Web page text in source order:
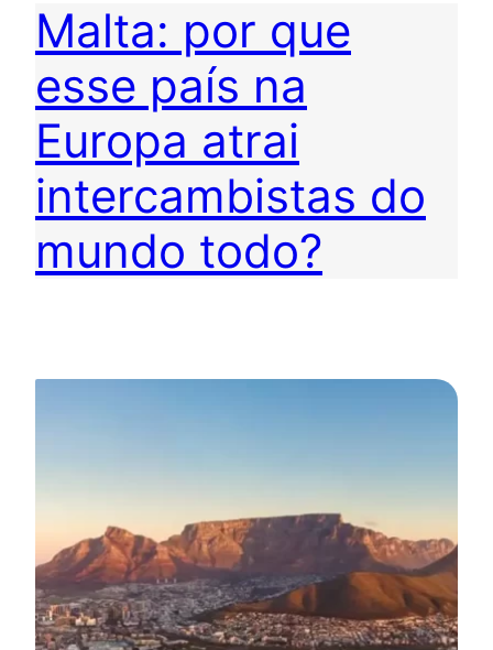
Malta: por que
esse país na
Europa atrai
intercambistas do
mundo todo?